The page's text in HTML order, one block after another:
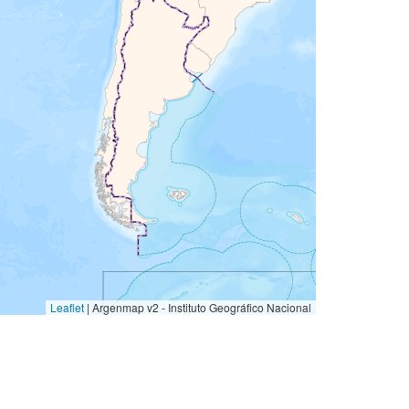
Leaflet | Argenmap v2 - Instituto Geográfico Nacional